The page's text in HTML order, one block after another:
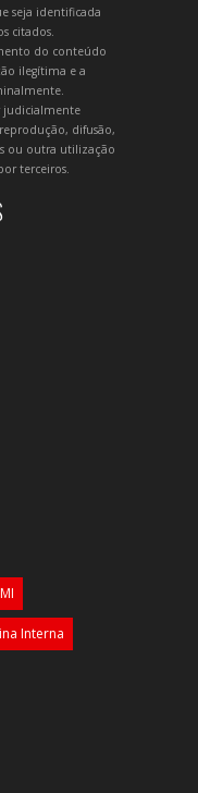
seja identificada
citados.
do conteúdo
ilegítima e a
judicialmente
difusão,
ou outra utilização
terceiros.
Interna